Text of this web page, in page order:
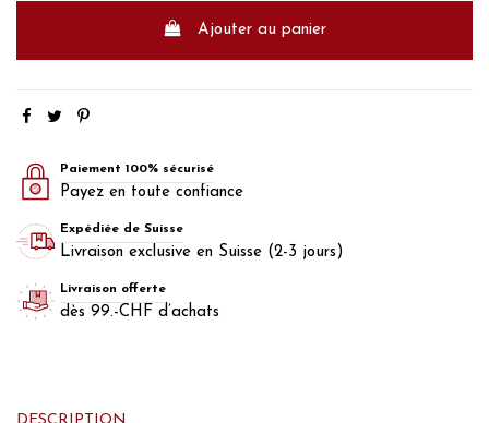
Ajouter au panier
Paiement 100% sécurisé
Payez en toute confiance
Expédiée de Suisse
Livraison exclusive en Suisse (2-3 jours)
Livraison offerte
dès 99.-CHF d’achats